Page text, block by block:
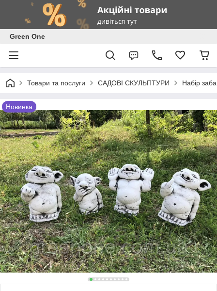
Green One
Товари та послуги САДОВІ СКУЛЬПТУРИ Набір
Новинка